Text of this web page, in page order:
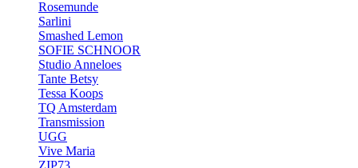
Rosemunde
Sarlini
Smashed Lemon
SOFIE SCHNOOR
Studio Anneloes
Tante Betsy
Tessa Koops
TQ Amsterdam
Transmission
UGG
Vive Maria